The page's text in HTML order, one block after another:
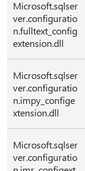
Microsoft.sqlser
ver.configuratio
n.fulltext_config
extension.dll
Microsoft.sqlser
ver.configuratio
n.impy_confige
xtension.dll
Microsoft.sqlser
ver.configuratio